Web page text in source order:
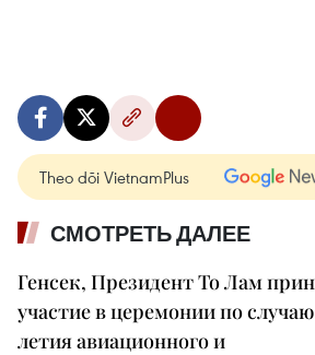
Theo dõi VietnamPlus
СМОТРЕТЬ ДАЛЕЕ
Генсек, Президент То Лам
участие в церемонии по
летия авиационного и